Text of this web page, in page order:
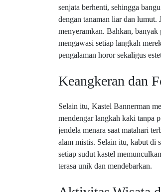
senjata berhenti, sehingga
dengan tanaman liar dan lumut.
menyeramkan. Bahkan, banyak
mengawasi setiap langkah
pengalaman horor sekaligus
Keangkeran dan
Selain itu, Kastel Bannerman
mendengar langkah kaki tanpa
jendela menara saat matahari
alam mistis. Selain itu, kabut di
setiap sudut kastel
terasa unik dan mendebarkan.